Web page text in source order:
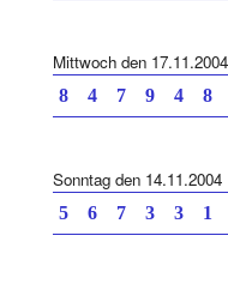
Mittwoch den 17.11.2004
8 4 7 9 4
Sonntag den 14.11.2004
5 6 7 3 3